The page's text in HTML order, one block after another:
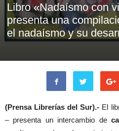
Libro «Nadaísmo con
presenta una
el nadaísmo y su
(Prensa Librerías del Sur).- El
– presenta un intercambio de